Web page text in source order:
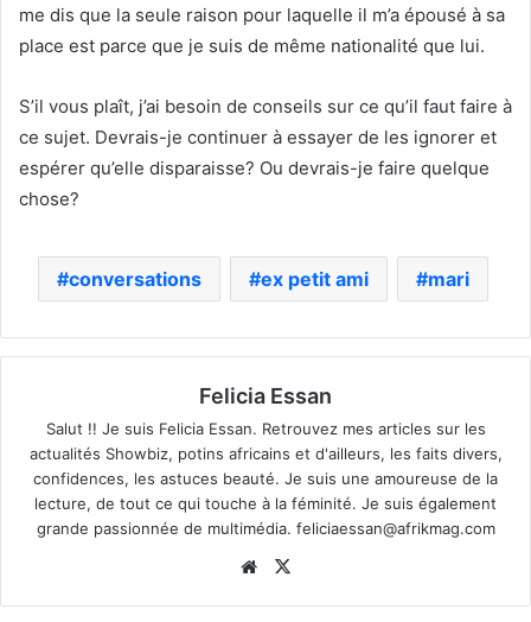
me dis que la seule raison pour laquelle il m’a épousé à sa
place est parce que je suis de même nationalité que lui.
S’il vous plaît, j’ai besoin de conseils sur ce qu’il faut faire à
ce sujet. Devrais-je continuer à essayer de les ignorer et
espérer qu’elle disparaisse? Ou devrais-je faire quelque
chose?
conversations ex petit ami mari
Felicia Essan
Salut !! Je suis Felicia Essan. Retrouvez mes articles sur les
actualités Showbiz, potins africains et d'ailleurs, les faits divers,
confidences, les astuces beauté. Je suis une amoureuse de la
lecture, de tout ce qui touche à la féminité. Je suis également
grande passionnée de multimédia. feliciaessan@afrikmag.com
Website